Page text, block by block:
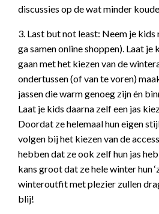
discussies op de wat minder
3. Last but not least: Neem je kids
ga samen online shoppen). Laat je
gaan met het kiezen van de
ondertussen (of van te voren)
jassen die warm genoeg zijn én
Laat je kids daarna zelf een jas
Doordat ze helemaal hun eigen
volgen bij het kiezen van de
hebben dat ze ook zelf hun jas
kans groot dat ze hele winter hun
winteroutfit met plezier zullen
blij!